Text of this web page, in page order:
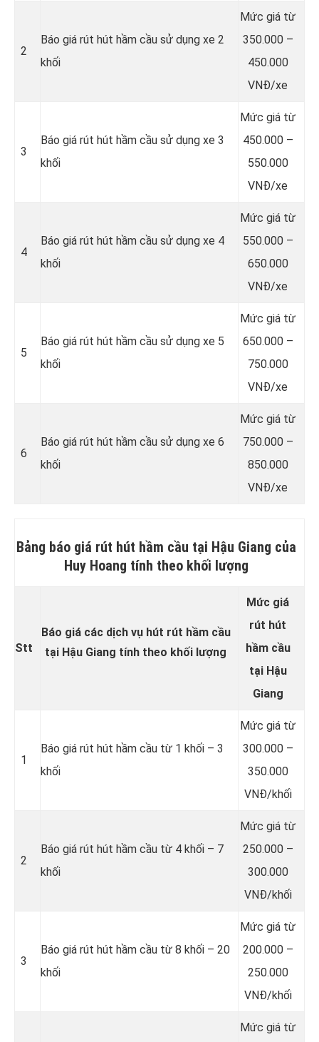
2
Báo giá rút hút hầm cầu sử dụng xe 2
khối
Mức giá từ
350.000 –
450.000
VNĐ/xe
3
Báo giá rút hút hầm cầu sử dụng xe 3
khối
Mức giá từ
450.000 –
550.000
VNĐ/xe
4
Báo giá rút hút hầm cầu sử dụng xe 4
khối
Mức giá từ
550.000 –
650.000
VNĐ/xe
5
Báo giá rút hút hầm cầu sử dụng xe 5
khối
Mức giá từ
650.000 –
750.000
VNĐ/xe
6
Báo giá rút hút hầm cầu sử dụng xe 6
khối
Mức giá từ
750.000 –
850.000
VNĐ/xe
Bảng báo giá rút hút hầm cầu tại Hậu Giang của
Huy Hoang tính theo khối lượng
Stt
Báo giá các dịch vụ hút rút hầm cầu
tại Hậu Giang tính theo khối lượng
Mức giá
rút hút
hầm cầu
tại Hậu
Giang
1
Báo giá rút hút hầm cầu từ 1 khối – 3
khối
Mức giá từ
300.000 –
350.000
VNĐ/khối
2
Báo giá rút hút hầm cầu từ 4 khối – 7
khối
Mức giá từ
250.000 –
300.000
VNĐ/khối
3
Báo giá rút hút hầm cầu từ 8 khối – 20
khối
Mức giá từ
200.000 –
250.000
VNĐ/khối
Mức giá từ